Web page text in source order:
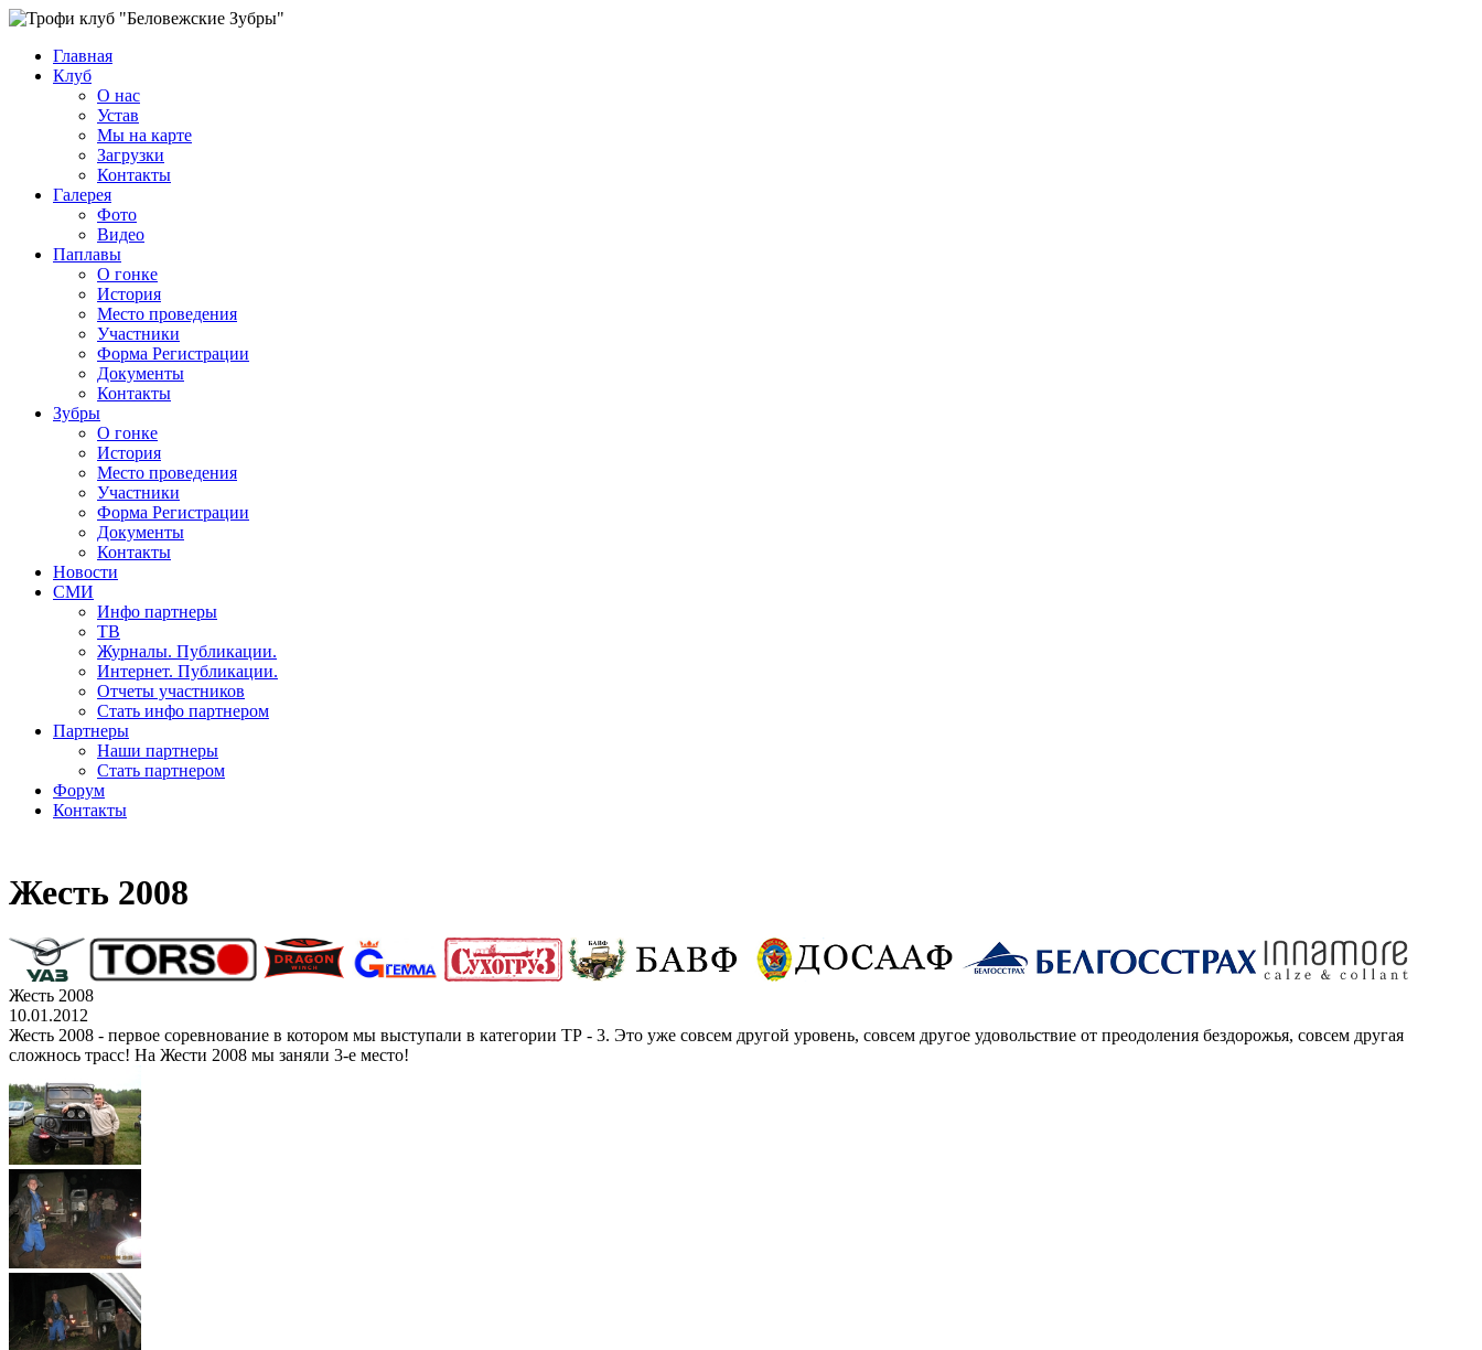
Главная
Клуб
О нас
Устав
Мы на карте
Загрузки
Контакты
Галерея
Фото
Видео
Паплавы
О гонке
История
Место проведения
Участники
Форма Регистрации
Документы
Контакты
Зубры
О гонке
История
Место проведения
Участники
Форма Регистрации
Документы
Контакты
Новости
СМИ
Инфо партнеры
ТВ
Журналы. Публикации.
Интернет. Публикации.
Отчеты участников
Стать инфо партнером
Партнеры
Наши партнеры
Стать партнером
Форум
Контакты
Жесть 2008
Жесть 2008
10.01.2012
Жесть 2008 - первое соревнование в котором мы выступали в категории ТР - 3. Это уже совсем другой уровень, совсем другое удовольствие от преодоления бездорожья, совсем другая
сложнось трасс! На Жести 2008 мы заняли 3-е место!